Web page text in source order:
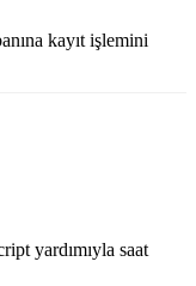
kayıt işlemini
yardımıyla saat